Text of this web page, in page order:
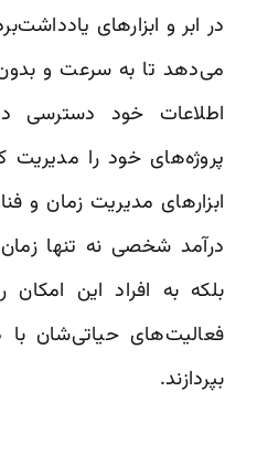
در ابر و ابزارهای
می‌دهد تا به سرعت و
اطلاعات خود دسترسی
پروژه‌های خود را مدیریت
ابزارهای مدیریت زمان و
درآمد شخصی نه تنها
بلکه به افراد این
فعالیت‌های حیاتی‌شان
بپردازند.